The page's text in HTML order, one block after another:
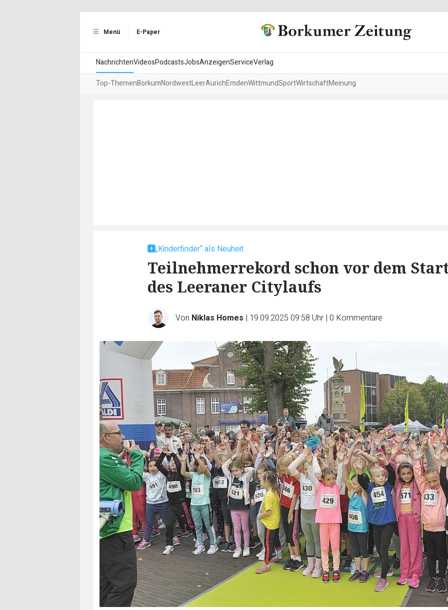
Menü E-Paper
NachrichtenVideosPodcastsJobsAnzeigenServiceVerlag
Top-ThemenBorkumNordwestLeerAurichEmdenWittmundSportWirtschaftMeinung
„Kinderfinder“ als Neuheit
Teilnehmerrekord schon vor dem
des Leeraner Citylaufs
Von Niklas Homes | 19.09.2025 09:58 Uhr | 0 Kommentare